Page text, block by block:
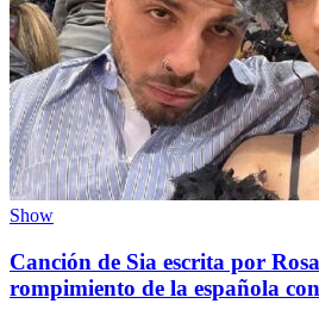
Show
Canción de Sia escrita por
rompimiento de la española